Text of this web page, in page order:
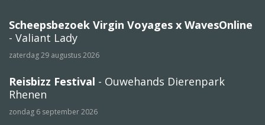
Scheepsbezoek Virgin Voyages x WavesOnline
- Valiant Lady
zaterdag 29 augustus 2026
Reisbizz Festival - Ouwehands Dierenpark
Rhenen
zondag 6 september 2026